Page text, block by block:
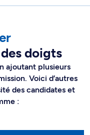
doigts
ajoutant plusieurs
Voici d’autres
des candidates et
: